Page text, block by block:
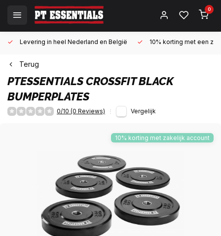
0
Levering in heel Nederland en België 10% korting met een
Terug
PTESSENTIALSCROSSFIT BLACK
BUMPERPLATES
0/10 (0 Reviews) Vergelijk
10% korting met zakelijk account